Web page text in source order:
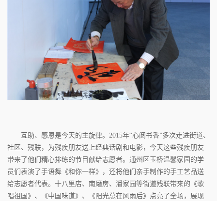
互助、感恩是今天的主旋律。2015年“心阅书香”多次走进街道、
社区、残联，为残疾朋友送上经典话剧和电影，今天这些残疾朋友
带来了他们精心排练的节目献给志愿者。通州区玉桥温馨家园的学
员们表演了手语舞《和你一样》，还将他们亲手制作的手工艺品送
给志愿者代表。十八里店、南磨房、潘家园等街道残联带来的《歌
唱祖国》、《中国味道》、《阳光总在风雨后》点亮了全场，展现